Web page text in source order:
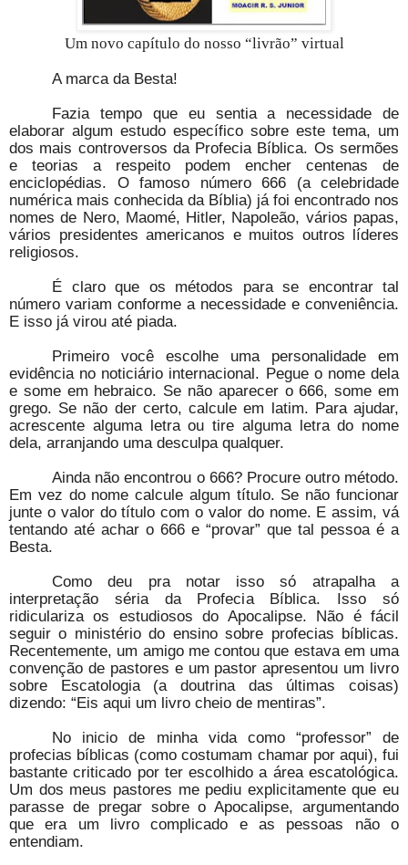
Um novo capítulo do nosso “livrão” virtual
A marca da Besta!
Fazia tempo que eu sentia a necessidade de
elaborar algum estudo específico sobre este tema, um
dos mais controversos da Profecia Bíblica. Os sermões
e teorias a respeito podem encher centenas de
enciclopédias. O famoso número 666 (a celebridade
numérica mais conhecida da Bíblia) já foi encontrado nos
nomes de Nero, Maomé, Hitler, Napoleão, vários papas,
vários presidentes americanos e muitos outros líderes
religiosos.
É claro que os métodos para se encontrar tal
número variam conforme a necessidade e conveniência.
E isso já virou até piada.
Primeiro você escolhe uma personalidade em
evidência no noticiário internacional. Pegue o nome dela
e some em hebraico. Se não aparecer o 666, some em
grego. Se não der certo, calcule em latim. Para ajudar,
acrescente alguma letra ou tire alguma letra do nome
dela, arranjando uma desculpa qualquer.
Ainda não encontrou o 666? Procure outro método.
Em vez do nome calcule algum título. Se não funcionar
junte o valor do título com o valor do nome. E assim, vá
tentando até achar o 666 e “provar” que tal pessoa é a
Besta.
Como deu pra notar isso só atrapalha a
interpretação séria da Profecia Bíblica. Isso só
ridiculariza os estudiosos do Apocalipse. Não é fácil
seguir o ministério do ensino sobre profecias bíblicas.
Recentemente, um amigo me contou que estava em uma
convenção de pastores e um pastor apresentou um livro
sobre Escatologia (a doutrina das últimas coisas)
dizendo: “Eis aqui um livro cheio de mentiras”.
No inicio de minha vida como “professor” de
profecias bíblicas (como costumam chamar por aqui), fui
bastante criticado por ter escolhido a área escatológica.
Um dos meus pastores me pediu explicitamente que eu
parasse de pregar sobre o Apocalipse, argumentando
que era um livro complicado e as pessoas não o
entendiam.